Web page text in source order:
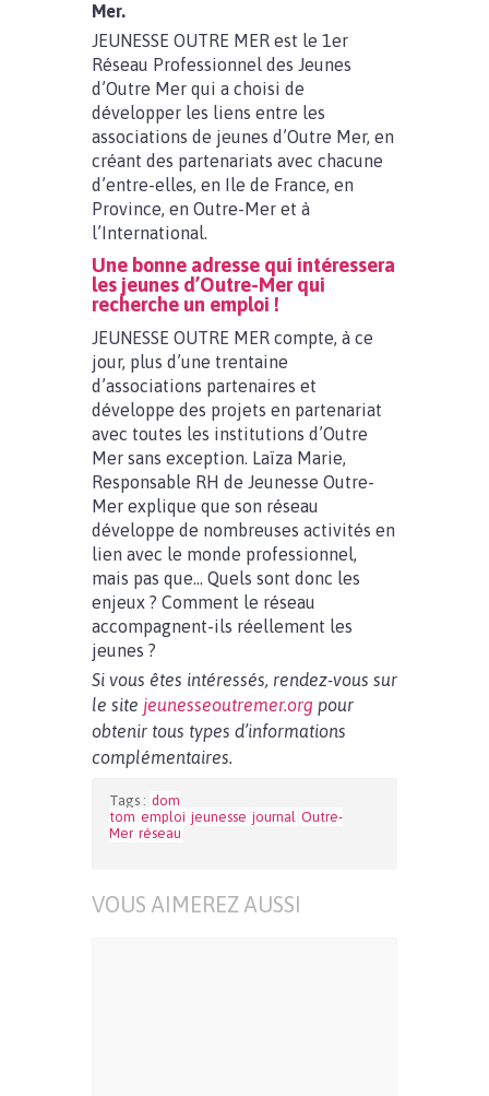
Mer.
JEUNESSE OUTRE MER est le 1er
Réseau Professionnel des Jeunes
d’Outre Mer qui a choisi de
développer les liens entre les
associations de jeunes d’Outre Mer, en
créant des partenariats avec chacune
d’entre-elles, en Ile de France, en
Province, en Outre-Mer et à
l’International.
Une bonne adresse qui intéressera
les jeunes d’Outre-Mer qui
recherche un emploi !
JEUNESSE OUTRE MER compte, à ce
jour, plus d’une trentaine
d’associations partenaires et
développe des projets en partenariat
avec toutes les institutions d’Outre
Mer sans exception. Laïza Marie,
Responsable RH de Jeunesse Outre-
Mer explique que son réseau
développe de nombreuses activités en
lien avec le monde professionnel,
mais pas que… Quels sont donc les
enjeux ? Comment le réseau
accompagnent-ils réellement les
jeunes ?
Si vous êtes intéressés, rendez-vous sur
le site jeunesseoutremer.org pour
obtenir tous types d’informations
complémentaires.
Tags : dom
tom emploi jeunesse journal Outre-
Mer réseau
VOUS AIMEREZ AUSSI